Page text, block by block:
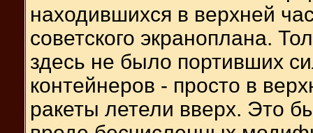
находившихся в верхней
советского экраноплана.
здесь не было портивших
контейнеров - просто в
ракеты летели вверх. Это